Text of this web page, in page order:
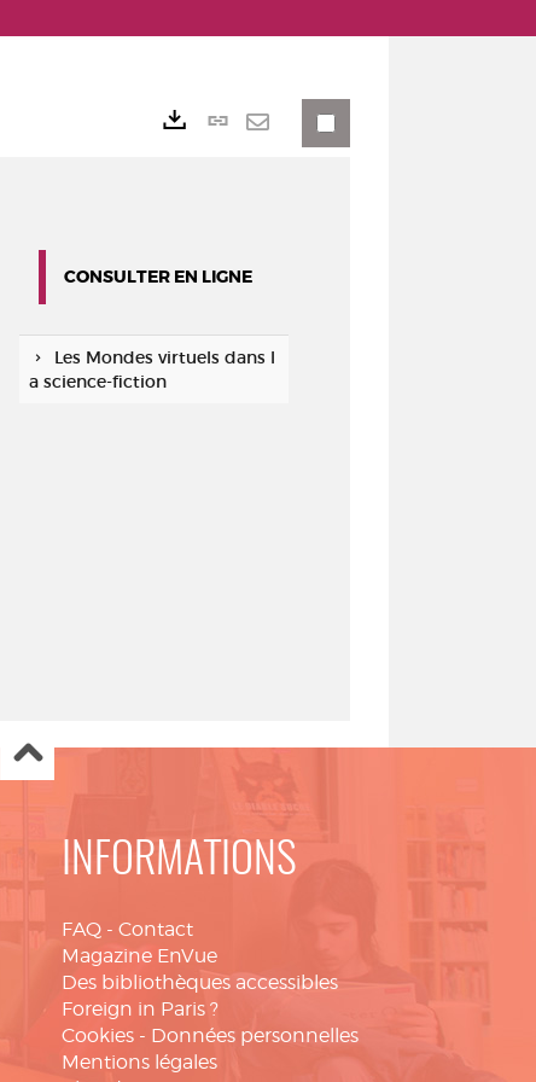
Lien
CONSULTER EN LIGNE
Les Mondes virtuels dans l
a science-fiction
INFORMATIONS
FAQ - Contact
Magazine EnVue
Des bibliothèques accessibles
Foreign in Paris ?
Cookies - Données personnelles
Mentions légales